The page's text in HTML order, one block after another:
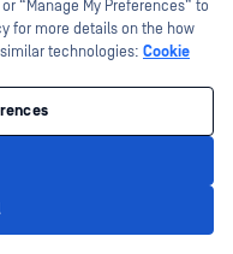
“Manage My Preferences” to
for more details on the how
technologies: Cookie